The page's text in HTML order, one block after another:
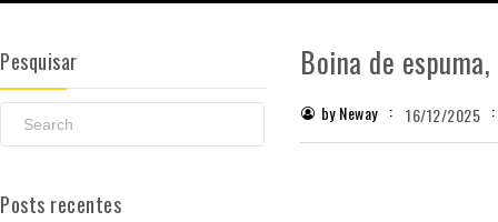
Boina de
by Neway 16/12/2025
Pesquisar
Posts recentes